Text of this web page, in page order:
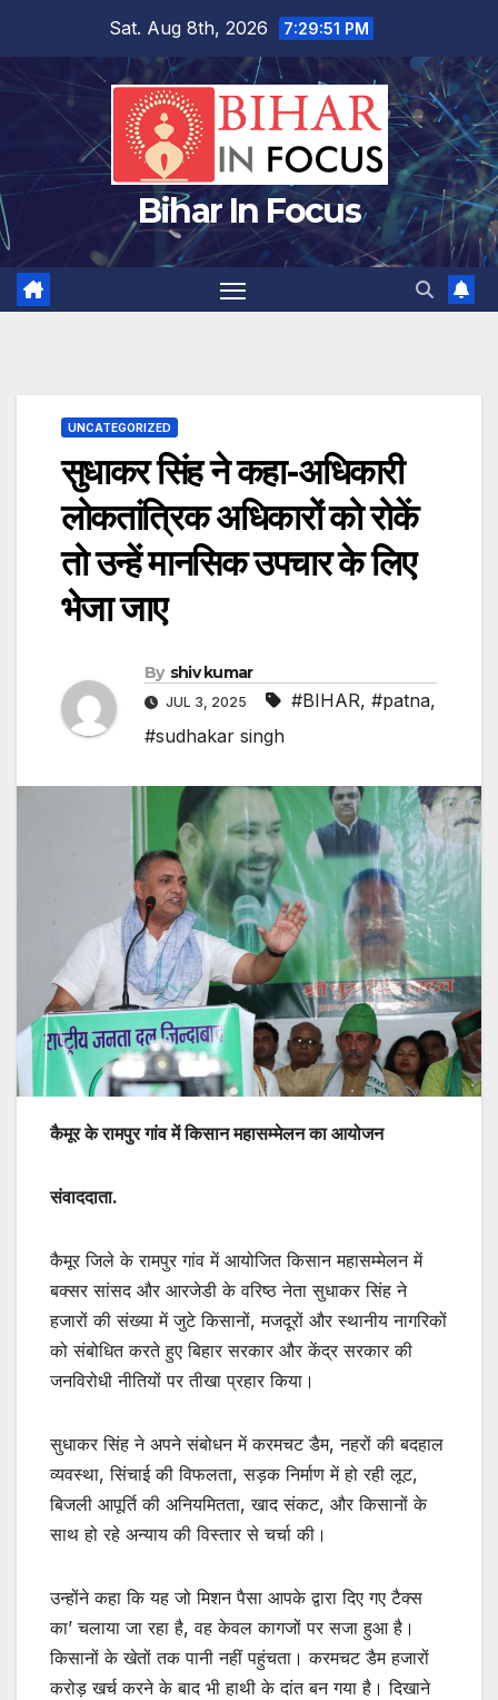
content
Sat. Aug 8th, 2026 7:29:51 PM
Bihar In Focus
UNCATEGORIZED
सुधाकर सिंह ने कहा-अधिकारी
लोकतांत्रिक अधिकारों को रोकें
तो उन्हें मानसिक उपचार के लिए
भेजा जाए
By shiv kumar
JUL 3, 2025 #BIHAR, #patna,
#sudhakar singh
कैमूर के रामपुर गांव में किसान महासम्मेलन का आयोजन
संवाददाता.
कैमूर जिले के रामपुर गांव में आयोजित किसान महासम्मेलन में
बक्सर सांसद और आरजेडी के वरिष्ठ नेता सुधाकर सिंह ने
हजारों की संख्या में जुटे किसानों, मजदूरों और स्थानीय नागरिकों
को संबोधित करते हुए बिहार सरकार और केंद्र सरकार की
जनविरोधी नीतियों पर तीखा प्रहार किया।
सुधाकर सिंह ने अपने संबोधन में करमचट डैम, नहरों की बदहाल
व्यवस्था, सिंचाई की विफलता, सड़क निर्माण में हो रही लूट,
बिजली आपूर्ति की अनियमितता, खाद संकट, और किसानों के
साथ हो रहे अन्याय की विस्तार से चर्चा की।
उन्होंने कहा कि यह जो मिशन पैसा आपके द्वारा दिए गए टैक्स
का’ चलाया जा रहा है, वह केवल कागजों पर सजा हुआ है।
किसानों के खेतों तक पानी नहीं पहुंचता। करमचट डैम हजारों
करोड़ खर्च करने के बाद भी हाथी के दांत बन गया है। दिखाने